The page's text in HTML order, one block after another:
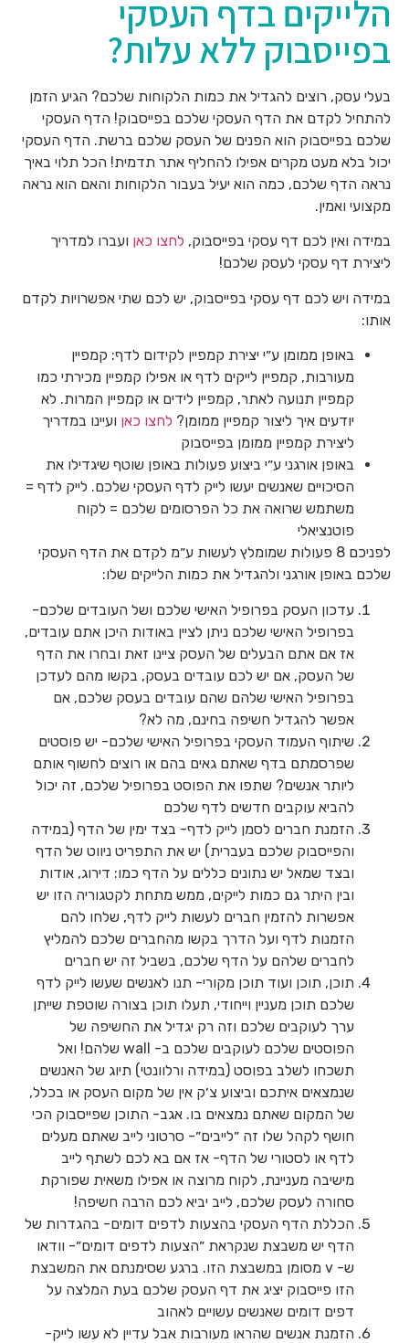
הלייקים בדף העסקי
בפייסבוק ללא עלות?
בעלי עסק, רוצים להגדיל את כמות הלקוחות שלכם? הגיע הזמן
להתחיל לקדם את הדף העסקי שלכם בפייסבוק! הדף העסקי
שלכם בפייסבוק הוא הפנים של העסק שלכם ברשת. הדף העסקי
יכול בלא מעט מקרים אפילו להחליף אתר תדמית! הכל תלוי באיך
נראה הדף שלכם, כמה הוא יעיל בעבור הלקוחות והאם הוא נראה
מקצועי ואמין.
במידה ואין לכם דף עסקי בפייסבוק, לחצו כאןועברו למדריך
ליצירת דף עסקי לעסק שלכם!
במידה ויש לכם דף עסקי בפייסבוק, יש לכם שתי אפשרויות לקדם
אותו:
באופן ממומן ע״י יצירת קמפיין לקידום לדף: קמפיין
מעורבות, קמפיין לייקים לדף או אפילו קמפיין מכירתי כמו
קמפיין תנועה לאתר, קמפיין לידים או קמפיין המרות. לא
יודעים איך ליצור קמפיין ממומן? לחצו כאןועיינו במדריך
ליצירת קמפיין ממומן בפייסבוק
באופן אורגני ע״י ביצוע פעולות באופן שוטף שיגדילו את
הסיכויים שאנשים יעשו לייק לדף העסקי שלכם. לייק לדף =
משתמש שרואה את כל הפרסומים שלכם = לקוח
פוטנציאלי
לפניכם 8 פעולות שמומלץ לעשות ע״מ לקדם את הדף העסקי
שלכם באופן אורגני ולהגדיל את כמות הלייקים שלו:
עדכון העסק בפרופיל האישי שלכם ושל העובדים שלכם-
בפרופיל האישי שלכם ניתן לציין באודות היכן אתם עובדים,
אז אם אתם הבעלים של העסק ציינו זאת ובחרו את הדף
של העסק, אם יש לכם עובדים בעסק, בקשו מהם לעדכן
בפרופיל האישי שלהם שהם עובדים בעסק שלכם, אם
אפשר להגדיל חשיפה בחינם, מה לא?
שיתוף העמוד העסקי בפרופיל האישי שלכם- יש פוסטים
שפרסמתם בדף שאתם גאים בהם או רוצים לחשוף אותם
ליותר אנשים? שתפו את הפוסט בפרופיל שלכם, זה יכול
להביא עוקבים חדשים לדף שלכם
הזמנת חברים לסמן לייק לדף- בצד ימין של הדף (במידה
והפייסבוק שלכם בעברית) יש את התפריט ניווט של הדף
ובצד שמאל יש נתונים כללים על הדף כמו: דירוג, אודות
ובין היתר גם כמות לייקים, ממש מתחת לקטגוריה הזו יש
אפשרות להזמין חברים לעשות לייק לדף, שלחו להם
הזמנות לדף ועל הדרך בקשו מהחברים שלכם להמליץ
לחברים שלהם על הדף שלכם, בשביל זה יש חברים
תוכן, תוכן ועוד תוכן מקורי- תנו לאנשים שעשו לייק לדף
שלכם תוכן מעניין וייחודי, תעלו תוכן בצורה שוטפת שייתן
ערך לעוקבים שלכם וזה רק יגדיל את החשיפה של
הפוסטים שלכם לעוקבים שלכם ב- wall שלהם! ואל
תשכחו לשלב בפוסט (במידה ורלוונטי) תיוג של האנשים
שנמצאים איתכם וביצוע צ׳ק אין של מקום העסק או בכלל,
של המקום שאתם נמצאים בו. אגב- התוכן שפייסבוק הכי
חושף לקהל שלו זה ״לייבים״- סרטוני לייב שאתם מעלים
לדף או לסטורי של הדף- אז אם בא לכם לשתף לייב
מישיבה מעניינת, לקוח מרוצה או אפילו משאית שפורקת
סחורה לעסק שלכם, לייב יביא לכם הרבה חשיפה!
הכללת הדף העסקי בהצעות לדפים דומים- בהגדרות של
הדף יש משבצת שנקראת ״הצעות לדפים דומים״- וודאו
ש- v מסומן במשבצת הזו. ברגע שסימנתם את המשבצת
הזו פייסבוק יציג את דף העסק שלכם בעת המלצה על
דפים דומים שאנשים עשויים לאהוב
הזמנת אנשים שהראו מעורבות אבל עדיין לא עשו לייק-